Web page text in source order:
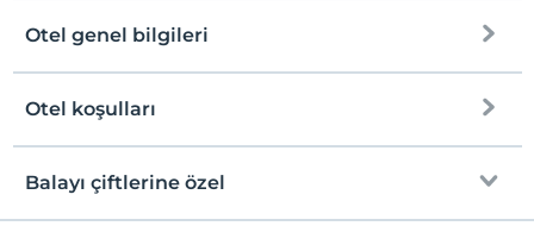
Halka açık plaj
Otel genel bilgileri
Ücretsiz Wi-fi
Otel koşulları
Check/in
En erken saat 14:00 ve sonrası
Check/out
Balayı çiftlerine özel